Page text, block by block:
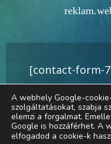
[contact-form-
A webhely Google-
szolgáltatásokat, szabja
elemzi a forgalmat.
Google is hozzáférhet. A
elfogadod a cookie-k